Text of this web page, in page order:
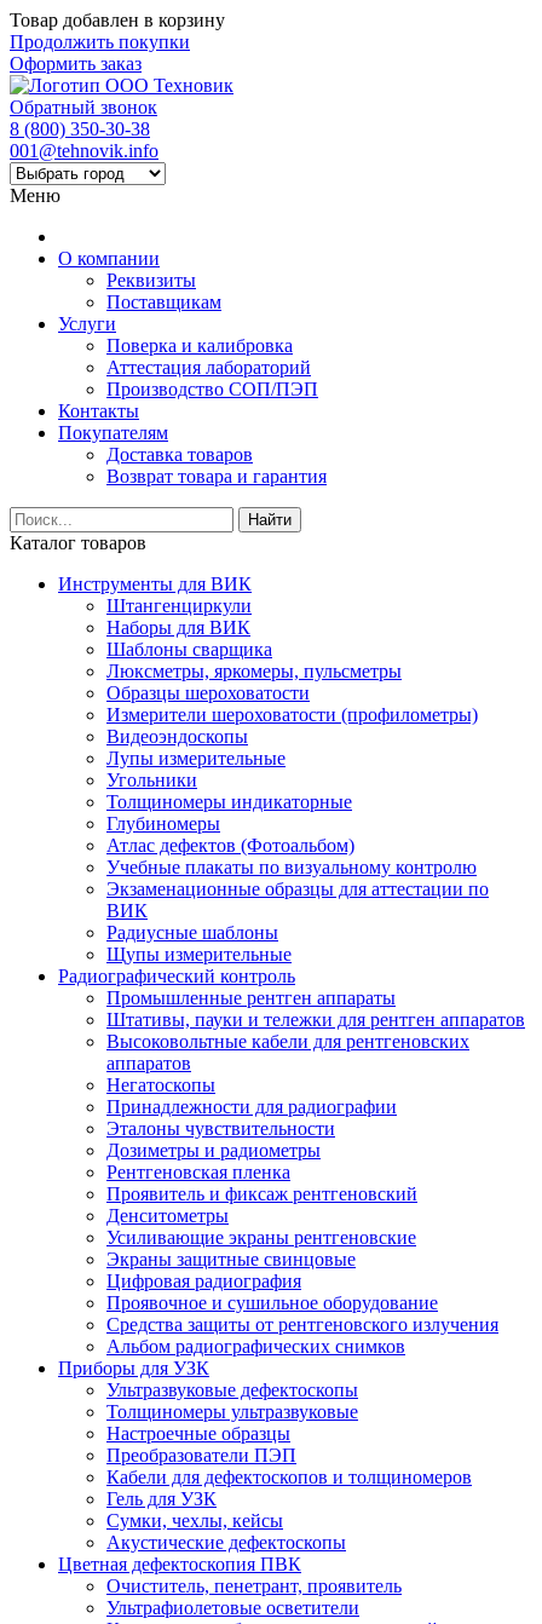
Товар добавлен в корзину
Продолжить покупки
Оформить заказ
Обратный звонок
8 (800) 350-30-38
001@tehnovik.info
Меню
О компании
Реквизиты
Поставщикам
Услуги
Поверка и калибровка
Аттестация лабораторий
Производство СОП/ПЭП
Контакты
Покупателям
Доставка товаров
Возврат товара и гарантия
Найти
Каталог товаров
Инструменты для ВИК
Штангенциркули
Наборы для ВИК
Шаблоны сварщика
Люксметры, яркомеры, пульсметры
Образцы шероховатости
Измерители шероховатости (профилометры)
Видеоэндоскопы
Лупы измерительные
Угольники
Толщиномеры индикаторные
Глубиномеры
Атлас дефектов (Фотоальбом)
Учебные плакаты по визуальному контролю
Экзаменационные образцы для аттестации по
ВИК
Радиусные шаблоны
Щупы измерительные
Радиографический контроль
Промышленные рентген аппараты
Штативы, пауки и тележки для рентген аппаратов
Высоковольтные кабели для рентгеновских
аппаратов
Негатоскопы
Принадлежности для радиографии
Эталоны чувствительности
Дозиметры и радиометры
Рентгеновская пленка
Проявитель и фиксаж рентгеновский
Денситометры
Усиливающие экраны рентгеновские
Экраны защитные свинцовые
Цифровая радиография
Проявочное и сушильное оборудование
Средства защиты от рентгеновского излучения
Альбом радиографических снимков
Приборы для УЗК
Ультразвуковые дефектоскопы
Толщиномеры ультразвуковые
Настроечные образцы
Преобразователи ПЭП
Кабели для дефектоскопов и толщиномеров
Гель для УЗК
Сумки, чехлы, кейсы
Акустические дефектоскопы
Цветная дефектоскопия ПВК
Очиститель, пенетрант, проявитель
Ультрафиолетовые осветители